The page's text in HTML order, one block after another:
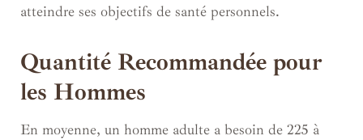
atteindre ses objectifs de santé personnels.
Quantité Recommandée pour
les Hommes
En moyenne, un homme adulte a besoin de 225 à